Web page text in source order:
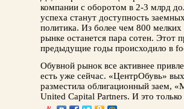
компании с оборотом в 2-3 млрд
успеха станут доступность
политика. Из более чем 800
рынке останется пара сотен. Этот
предыдущие годы происходило в
Обувной рынок все активнее
есть уже сейчас. «ЦентрОбувь»
разместила облигационный заем,
United Capital Partners. И это только